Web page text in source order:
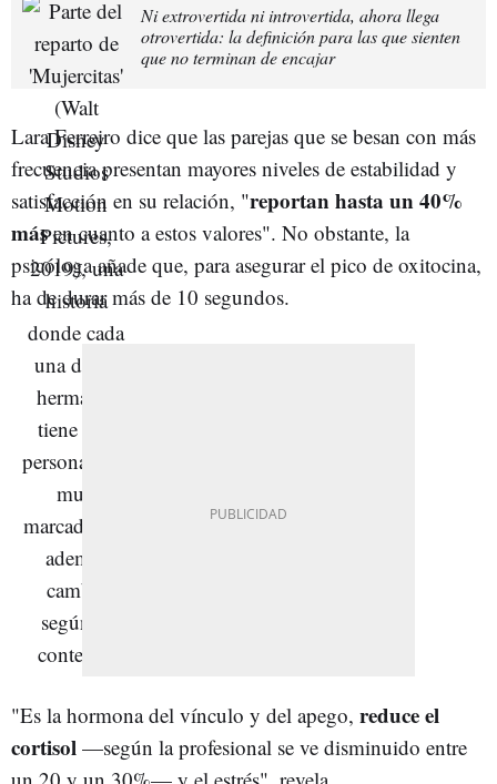
Ni extrovertida ni introvertida, ahora llega
otrovertida: la definición para las que sienten
que no terminan de encajar
Lara Ferreiro dice que las parejas que se besan con más
frecuencia presentan mayores niveles de estabilidad y
satisfacción en su relación, "reportan hasta un 40%
másen cuanto a estos valores". No obstante, la
psicóloga añade que, para asegurar el pico de oxitocina,
ha de durar más de 10 segundos.
"Es la hormona del vínculo y del apego, reduce el
cortisol —según la profesional se ve disminuido entre